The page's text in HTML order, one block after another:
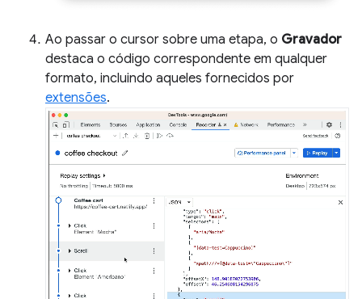
Ao passar o cursor sobre uma etapa, o Gravador
destaca o código correspondente em qualquer
formato, incluindo aqueles fornecidos por
extensões.